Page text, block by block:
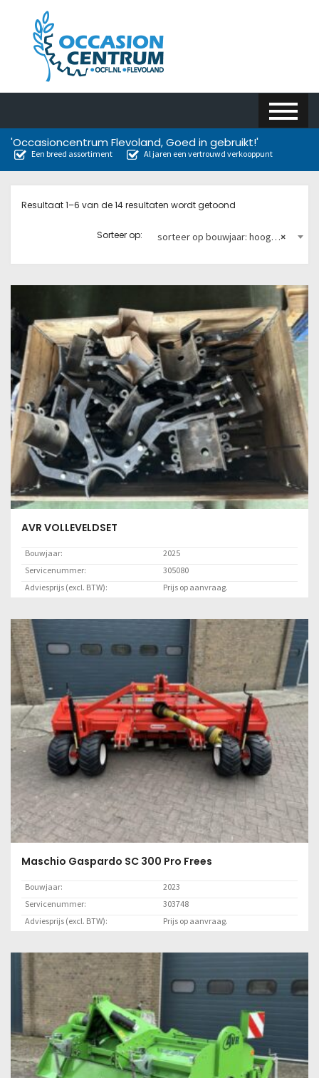
'Occasioncentrum Flevoland, Goed in gebruikt!'
Een breed assortiment Al jaren een vertrouwd verkooppunt
Resultaat 1–6 van de 14 resultaten wordt getoond
Sorteer op: ×
sorteer op bouwjaar: hoog naar laag
AVR VOLLEVELDSET
Bouwjaar:
2025
Servicenummer:
305080
Adviesprijs (excl. BTW):
Prijs op aanvraag.
Lees meer
Maschio Gaspardo SC 300 Pro Frees
Bouwjaar:
2023
Servicenummer:
303748
Adviesprijs (excl. BTW):
Prijs op aanvraag.
Lees meer